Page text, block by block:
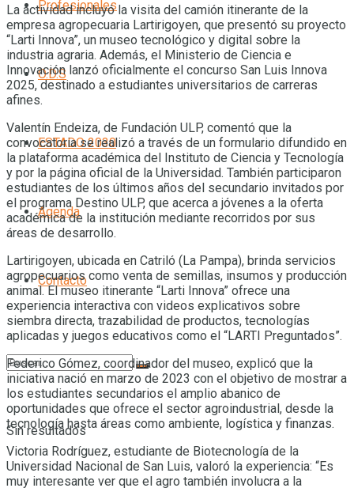
Profesionales
O.D.S
ESTADO 2030
Agenda
Contacto
Sin resultados
La actividad incluyó la visita del camión itinerante de la
empresa agropecuaria Lartirigoyen, que presentó su proyecto
“Larti Innova”, un museo tecnológico y digital sobre la
industria agraria. Además, el Ministerio de Ciencia e
Innovación lanzó oficialmente el concurso San Luis Innova
2025, destinado a estudiantes universitarios de carreras
afines.
Valentín Endeiza, de Fundación ULP, comentó que la
convocatoria se realizó a través de un formulario difundido en
la plataforma académica del Instituto de Ciencia y Tecnología
y por la página oficial de la Universidad. También participaron
estudiantes de los últimos años del secundario invitados por
el programa Destino ULP, que acerca a jóvenes a la oferta
académica de la institución mediante recorridos por sus
áreas de desarrollo.
Lartirigoyen, ubicada en Catriló (La Pampa), brinda servicios
agropecuarios como venta de semillas, insumos y producción
animal. El museo itinerante “Larti Innova” ofrece una
experiencia interactiva con videos explicativos sobre
siembra directa, trazabilidad de productos, tecnologías
aplicadas y juegos educativos como el “LARTI Preguntados”.
Federico Gómez, coordinador del museo, explicó que la
iniciativa nació en marzo de 2023 con el objetivo de mostrar a
los estudiantes secundarios el amplio abanico de
oportunidades que ofrece el sector agroindustrial, desde la
tecnología hasta áreas como ambiente, logística y finanzas.
Victoria Rodríguez, estudiante de Biotecnología de la
Universidad Nacional de San Luis, valoró la experiencia: “Es
muy interesante ver que el agro también involucra a la